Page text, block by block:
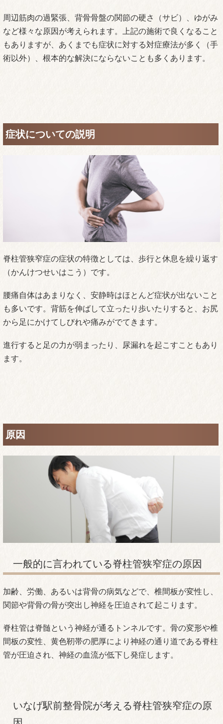
周辺筋肉の過緊張、背骨骨盤の関節の硬さ（サビ）、ゆがみ
など様々な原因が考えられます。上記の施術で良くなること
もありますが、あくまでも症状に対する対症療法が多く（手
術以外）、根本的な解決にならないことも多くあります。
症状についての説明
脊柱管狭窄症の症状の特徴としては、歩行と休息を繰り返す
（かんけつせいはこう）です。
腰痛自体はあまりなく、安静時はほとんど症状が出ないこと
も多いです。背筋を伸ばして立ったり歩いたりすると、お尻
から足にかけてしびれや痛みがでてきます。
進行すると足の力が弱まったり、尿漏れを起こすこともあり
ます。
原因
一般的に言われている脊柱管狭窄症の原因
加齢、労働、あるいは背骨の病気などで、椎間板が変性し、
関節や背骨の骨が突出し神経を圧迫されて起こります。
脊柱管は脊髄という神経が通るトンネルです。骨の変形や椎
間板の変性、黄色靭帯の肥厚により神経の通り道である脊柱
管が圧迫され、神経の血流が低下し発症します。
いなげ駅前整骨院が考える脊柱管狭窄症の原